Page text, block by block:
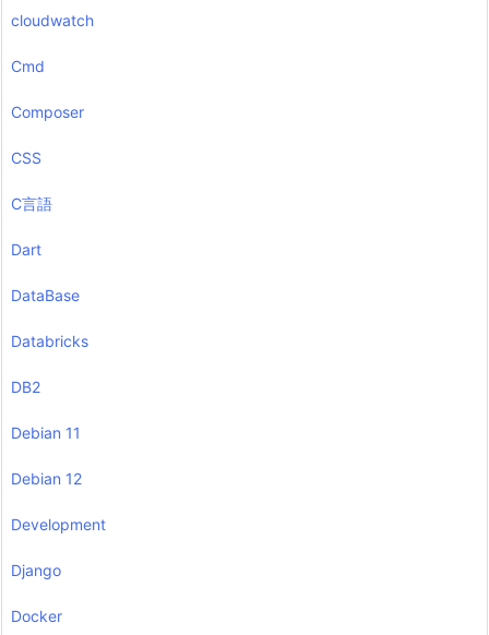
cloudwatch
Cmd
Composer
CSS
C言語
Dart
DataBase
Databricks
DB2
Debian 11
Debian 12
Development
Django
Docker